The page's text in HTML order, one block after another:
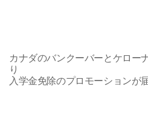
カナダのバンクーバーとケロー
り
入学金免除のプロモーションが